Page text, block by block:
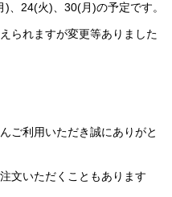
、24(火)、30(月)の予定です。
られますが変更等ありました
ご利用いただき誠にありがと
文いただくこともあります